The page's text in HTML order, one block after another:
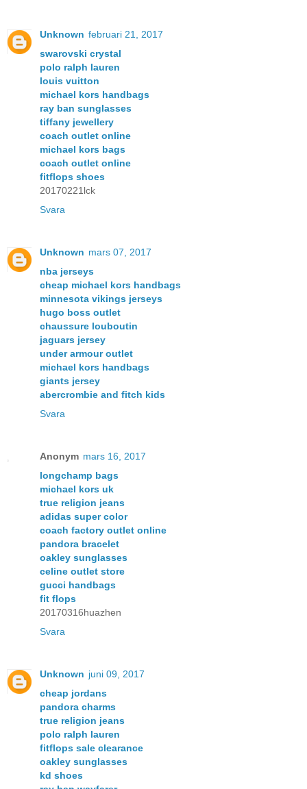
Unknown februari 21, 2017
swarovski crystal
polo ralph lauren
louis vuitton
michael kors handbags
ray ban sunglasses
tiffany jewellery
coach outlet online
michael kors bags
coach outlet online
fitflops shoes
20170221lck
Svara
Unknown mars 07, 2017
nba jerseys
cheap michael kors handbags
minnesota vikings jerseys
hugo boss outlet
chaussure louboutin
jaguars jersey
under armour outlet
michael kors handbags
giants jersey
abercrombie and fitch kids
Svara
Anonym mars 16, 2017
longchamp bags
michael kors uk
true religion jeans
adidas super color
coach factory outlet online
pandora bracelet
oakley sunglasses
celine outlet store
gucci handbags
fit flops
20170316huazhen
Svara
Unknown juni 09, 2017
cheap jordans
pandora charms
true religion jeans
polo ralph lauren
fitflops sale clearance
oakley sunglasses
kd shoes